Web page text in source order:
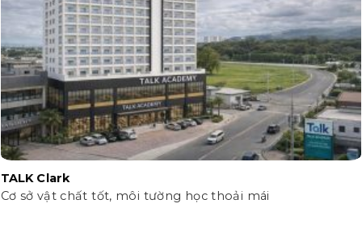
TALK Clark
Cơ sở vật chất tốt, môi tường học thoải mái